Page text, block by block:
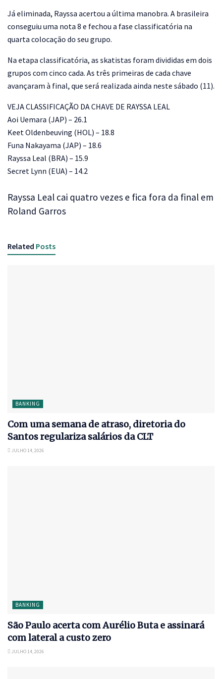
Já eliminada, Rayssa acertou a última manobra. A brasileira
conseguiu uma nota 8 e fechou a fase classificatória na
quarta colocação do seu grupo.
Na etapa classificatória, as skatistas foram divididas em dois
grupos com cinco cada. As três primeiras de cada chave
avançaram à final, que será realizada ainda neste sábado (11).
VEJA CLASSIFICAÇÃO DA CHAVE DE RAYSSA LEAL
Aoi Uemara (JAP) – 26.1
Keet Oldenbeuving (HOL) – 18.8
Funa Nakayama (JAP) – 18.6
Rayssa Leal (BRA) – 15.9
Secret Lynn (EUA) – 14.2
Rayssa Leal cai quatro vezes e fica fora da final em
Roland Garros
Related Posts
BANKING
Com uma semana de atraso, diretoria do
Santos regulariza salários da CLT
JULHO 14, 2026
BANKING
São Paulo acerta com Aurélio Buta e assinará
com lateral a custo zero
JULHO 14, 2026